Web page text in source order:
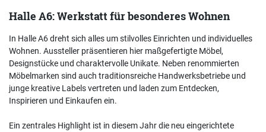
Halle A6: Werkstatt für besonderes Wohnen
In Halle A6 dreht sich alles um stilvolles Einrichten und individuelles
Wohnen. Aussteller präsentieren hier maßgefertigte Möbel,
Designstücke und charaktervolle Unikate. Neben renommierten
Möbelmarken sind auch traditionsreiche Handwerksbetriebe und
junge kreative Labels vertreten und laden zum Entdecken,
Inspirieren und Einkaufen ein.
Ein zentrales Highlight ist in diesem Jahr die neu eingerichtete